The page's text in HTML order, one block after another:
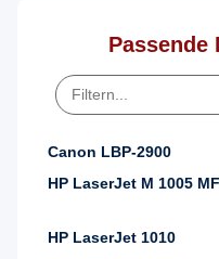
Passende
Canon LBP-2900
HP LaserJet M 1005
HP LaserJet 1010